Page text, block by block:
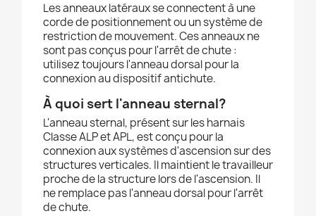
Les anneaux latéraux se connectent à une
corde de positionnement ou un système de
restriction de mouvement. Ces anneaux ne
sont pas conçus pour l'arrêt de chute :
utilisez toujours l'anneau dorsal pour la
connexion au dispositif antichute.
À quoi sert l'anneau sternal?
L'anneau sternal, présent sur les harnais
Classe ALP et APL, est conçu pour la
connexion aux systèmes d'ascension sur des
structures verticales. Il maintient le travailleur
proche de la structure lors de l'ascension. Il
ne remplace pas l'anneau dorsal pour l'arrêt
de chute.